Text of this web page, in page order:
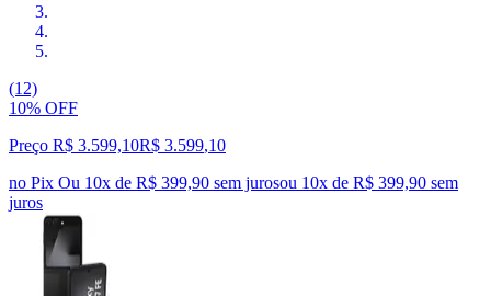
(12)
10% OFF
Preço R$ 3.599,10R$ 3.599,10
no Pix Ou 10x de R$ 399,90 sem jurosou 10x de R$ 399,90 sem
juros